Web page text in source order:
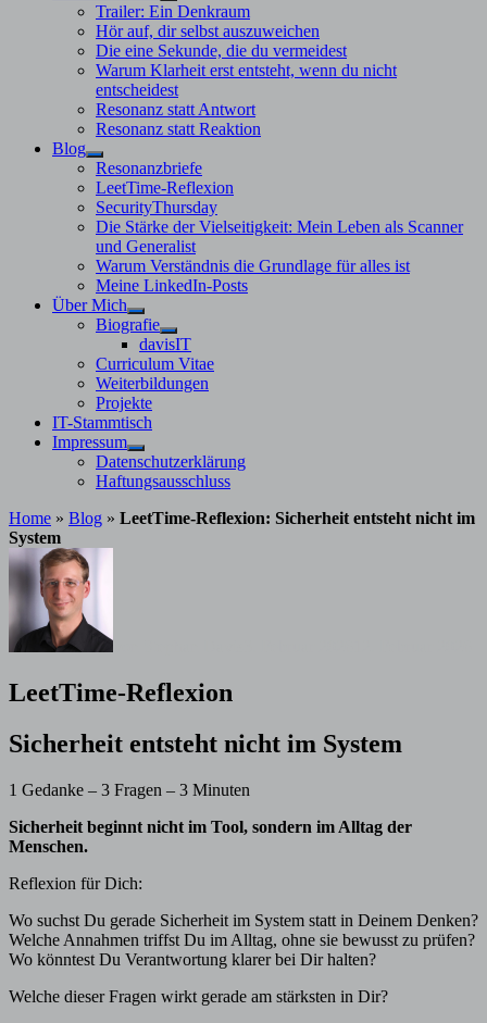
Untermenü
anzeigen
Trailer: Ein Denkraum
Hör auf, dir selbst auszuweichen
Die eine Sekunde, die du vermeidest
Warum Klarheit erst entsteht, wenn du nicht
entscheidest
Resonanz statt Antwort
Resonanz statt Reaktion
Blog
Untermenü
anzeigen
Resonanzbriefe
LeetTime-Reflexion
SecurityThursday
Die Stärke der Vielseitigkeit: Mein Leben als Scanner
und Generalist
Warum Verständnis die Grundlage für alles ist
Meine LinkedIn-Posts
Über Mich
Untermenü
anzeigen
Biografie
Untermenü
anzeigen
davisIT
Curriculum Vitae
Weiterbildungen
Projekte
IT-Stammtisch
Impressum
Untermenü
anzeigen
Datenschutzerklärung
Haftungsausschluss
Home » Blog » LeetTime-Reflexion: Sicherheit entsteht nicht im
System
LeetTime-Reflexion
Sicherheit entsteht nicht im System
1 Gedanke – 3 Fragen – 3 Minuten
Sicherheit beginnt nicht im Tool, sondern im Alltag der
Menschen.
Reflexion für Dich:
Wo suchst Du gerade Sicherheit im System statt in Deinem Denken?
Welche Annahmen triffst Du im Alltag, ohne sie bewusst zu prüfen?
Wo könntest Du Verantwortung klarer bei Dir halten?
Welche dieser Fragen wirkt gerade am stärksten in Dir?